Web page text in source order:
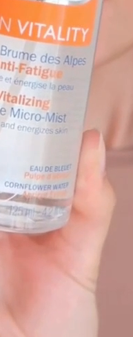
Ajouter au panier
Ajouter au